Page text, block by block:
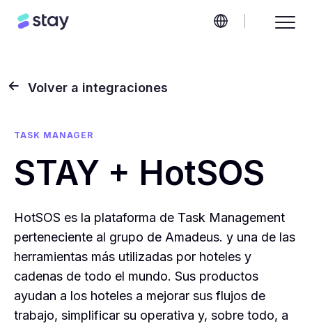
Volver a integraciones
TASK MANAGER
STAY + HotSOS
HotSOS es la plataforma de Task Management
perteneciente al grupo de Amadeus. y una de las
herramientas más utilizadas por hoteles y
cadenas de todo el mundo. Sus productos
ayudan a los hoteles a mejorar sus flujos de
trabajo, simplificar su operativa y, sobre todo, a